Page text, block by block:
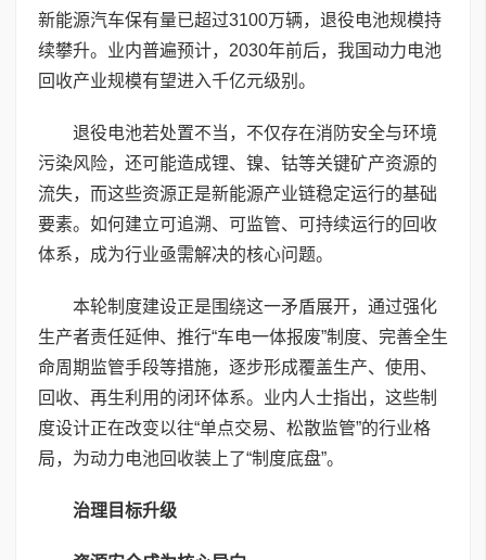
新能源汽车保有量已超过3100万辆，退役电池规模持
续攀升。业内普遍预计，2030年前后，我国动力电池
回收产业规模有望进入千亿元级别。
退役电池若处置不当，不仅存在消防安全与环境
污染风险，还可能造成锂、镍、钴等关键矿产资源的
流失，而这些资源正是新能源产业链稳定运行的基础
要素。如何建立可追溯、可监管、可持续运行的回收
体系，成为行业亟需解决的核心问题。
本轮制度建设正是围绕这一矛盾展开，通过强化
生产者责任延伸、推行“车电一体报废”制度、完善全生
命周期监管手段等措施，逐步形成覆盖生产、使用、
回收、再生利用的闭环体系。业内人士指出，这些制
度设计正在改变以往“单点交易、松散监管”的行业格
局，为动力电池回收装上了“制度底盘”。
治理目标升级